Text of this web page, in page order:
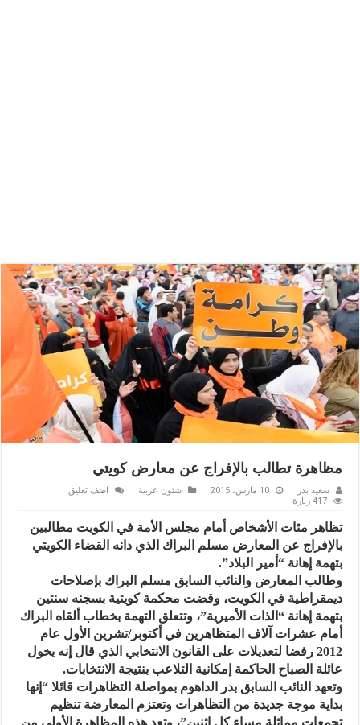
مظاهرة تطالب بالإفراج عن معارض كويتي
سعيد بدر 10 مارس، 2015 شئون عربية
اضف تعليق
417 زيارة
تظاهر مئات الأشخاص أمام مجلس الأمة في الكويت مطالبين
بالإفراج عن المعارض مسلم البراك الذي دانه القضاء الكويتي
بتهمة إهانة “أمير البلاد”.
وطالب المعارض والنائب السابق مسلم البراك بإصلاحات
ديمقراطية في الكويت، وقضت محكمة كويتية بسجنه سنتين
بتهمة إهانة “الذات الأميرية”، وتتعلق التهمة بخطاب ألقاه البراك
أمام عشرات آلاف المتظاهرين في أكتوبر/تشرين الأول عام
2012 رفضا لتعديلات على القانون الانتخابي الذي قال إنه يخول
عائلة الصباح الحاكمة إمكانية التلاعب بنتيجة الانتخابات.
وتعهد النائب السابق بدر الداهوم بمواصلة التظاهرات قائلا “إنها
بداية موجة جديدة من التظاهرات وتعتزم المعارضة تنظيم
تجمعات مماثلة مساء كل اثنين”، وتعد هذه المظاهرة الأولى من